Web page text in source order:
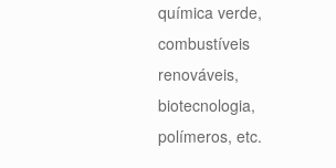
química verde,
combustíveis
renováveis,
biotecnologia,
polímeros, etc.